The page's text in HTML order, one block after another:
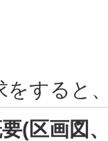
をすると
(区画図